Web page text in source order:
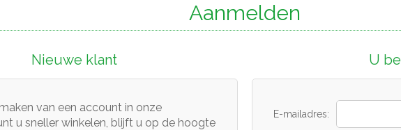
Aanmelden
U
E-mailadres:
Nieuwe klant
van een account in onze
u sneller winkelen, blijft u op de hoogte